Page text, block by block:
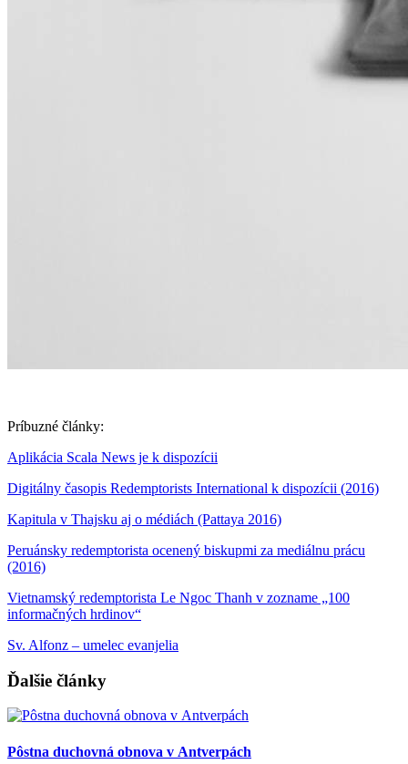
Príbuzné články:
Aplikácia Scala News je k dispozícii
Digitálny časopis Redemptorists International k dispozícii (2016)
Kapitula v Thajsku aj o médiách (Pattaya 2016)
Peruánsky redemptorista ocenený biskupmi za mediálnu prácu
(2016)
Vietnamský redemptorista Le Ngoc Thanh v zozname „100
informačných hrdinov“
Sv. Alfonz – umelec evanjelia
Ďalšie články
Pôstna duchovná obnova v Antverpách